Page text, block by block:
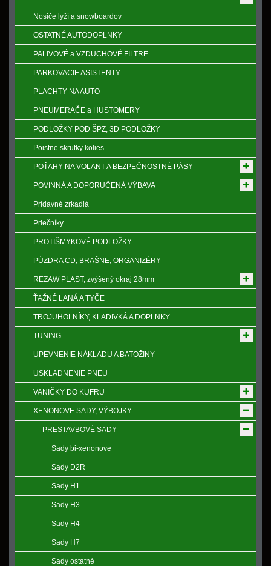
Nosiče lyží a snowboardov
OSTATNÉ AUTODOPLNKY
PALIVOVÉ a VZDUCHOVÉ FILTRE
PARKOVACIE ASISTENTY
PLACHTY NA AUTO
PNEUMERAČE a HUSTOMERY
PODLOŽKY POD ŠPZ, 3D PODLOŽKY
Poistne skrutky kolies
POŤAHY NA VOLANT A BEZPEČNOSTNÉ PÁSY
POVINNÁ A DOPORUČENÁ VÝBAVA
Prídavné zrkadlá
Priečníky
PROTIŠMYKOVÉ PODLOŽKY
PÚZDRA CD, BRAŠNE, ORGANIZÉRY
REZAW PLAST, zvýšený okraj 28mm
ŤAŽNÉ LANÁ A TYČE
TROJUHOLNÍKY, KLADIVKÁ A DOPLNKY
TUNING
UPEVNENIE NÁKLADU A BATOŽINY
USKLADNENIE PNEU
VANIČKY DO KUFRU
XENONOVE SADY, VÝBOJKY
PRESTAVBOVÉ SADY
Sady bi-xenonove
Sady D2R
Sady H1
Sady H3
Sady H4
Sady H7
Sady ostatné